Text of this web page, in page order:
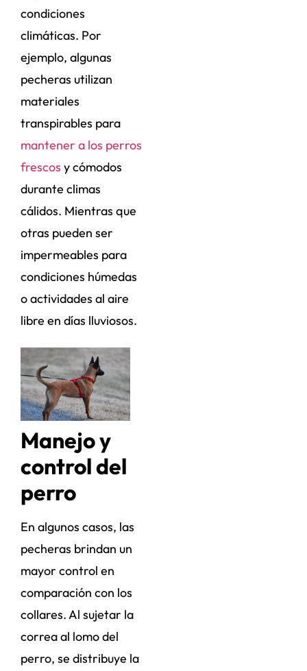
condiciones
climáticas. Por
ejemplo, algunas
pecheras utilizan
materiales
transpirables para
mantener a los perros
frescos y cómodos
durante climas
cálidos. Mientras que
otras pueden ser
impermeables para
condiciones húmedas
o actividades al aire
libre en días lluviosos.
Manejo y
control del
perro
En algunos casos, las
pecheras brindan un
mayor control en
comparación con los
collares. Al sujetar la
correa al lomo del
perro, se distribuye la